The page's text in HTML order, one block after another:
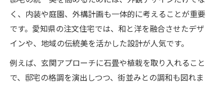
く、内装や庭園、外構計画も一体的に考えることが重要
です。愛知県の注文住宅では、和と洋を融合させたデザ
インや、地域の伝統美を活かした設計が人気です。
例えば、玄関アプローチに石畳や植栽を取り入れること
で、邸宅の格調を演出しつつ、街並みとの調和も図れま